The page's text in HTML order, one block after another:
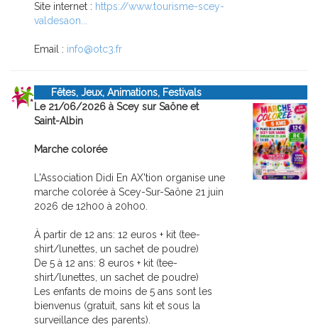
Site internet : https://www.tourisme-scey-
valdesaon...
Email : info@otc3.fr
Fêtes, Jeux, Animations, Festivals
Le 21/06/2026 à Scey sur Saône et
Saint-Albin
Marche colorée
L'Association Didi En AX'tion organise une
marche colorée à Scey-Sur-Saône 21 juin
2026 de 12h00 à 20h00.
À partir de 12 ans: 12 euros + kit (tee-
shirt/lunettes, un sachet de poudre)
De 5 à 12 ans: 8 euros + kit (tee-
shirt/lunettes, un sachet de poudre)
Les enfants de moins de 5 ans sont les
bienvenus (gratuit, sans kit et sous la
surveillance des parents).